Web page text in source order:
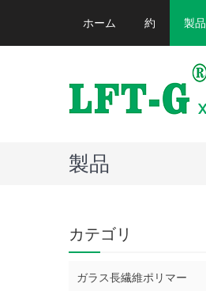
ホーム 約 製品
製品
カテゴリ
ガラス長繊維ポリマー